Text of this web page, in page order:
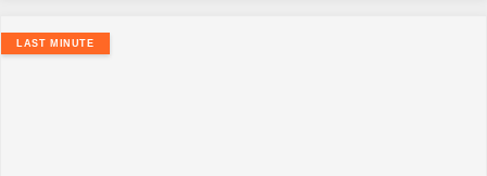
LAST MINUTE